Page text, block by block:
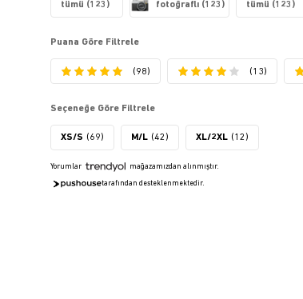
tümü (123) fotoğraflı (123) tümü (123)
Puana Göre Filtrele
(98) (13)
Seçeneğe Göre Filtrele
XS/S (69) M/L (42) XL/2XL (12)
Yorumlar mağazamızdan alınmıştır.
tarafından desteklenmektedir.